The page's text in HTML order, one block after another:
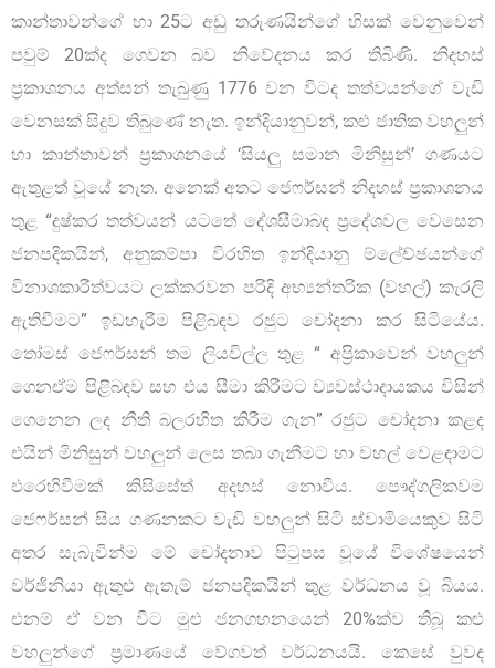
කාන්තාවන්ගේ හා 25ට අඩු තරුණයින්ගේ හිසක් වෙනුවෙන්
පවුම් 20ක්ද ගෙවන බව නිවේදනය කර තිබිණි. නිදහස්
ප්‍රකාශනය අත්සන් තැබුණු 1776 වන විටද තත්වයන්ගේ වැඩි
වෙනසක් සිදුව තිබුණේ නැත. ඉන්දියානුවන්, කළු ජාතික වහලුන්
හා කාන්තාවන් ප්‍රකාශනයේ ‘සියලු සමාන මිනිසුන්’ ගණයට
ඇතුළත් වූයේ නැත. අනෙක් අතට ජෙෆර්සන් නිදහස් ප්‍රකාශනය
තුළ “දුෂ්කර තත්වයන් යටතේ දේශසීමාබද ප්‍රදේශවල වෙසෙන
ජනපදිකයින්, අනුකම්පා විරහිත ඉන්දියානු ම්ලේච්ඡයන්ගේ
විනාශකාරීත්වයට ලක්කරවන පරිදි අභ්‍යන්තරික (වහල්) කැරලි
ඇතිවීමට” ඉඩහැරීම පිළිබඳව රජුට චෝදනා කර සිටියේය.
තෝමස් ජෙෆර්සන් තම ලියවිල්ල තුළ “ අප්‍රිකාවෙන් වහලුන්
ගෙනඒම පිළිබඳව සහ එය සීමා කිරීමට ව්‍යවස්ථාදායකය විසින්
ගෙනෙන ලද නීති බලරහිත කිරීම ගැන” රජුට චෝදනා කළද
එයින් මිනිසුන් වහලුන් ලෙස තබා ගැනීමට හා වහල් වෙළඳාමට
එරෙහිවීමක් කිසිසේත් අදහස් නොවීය. පෞද්ගලිකවම
ජෙෆර්සන් සිය ගණනකට වැඩි වහලුන් සිටි ස්වාමියෙකුව සිටි
අතර සැබැවින්ම මේ චෝදනාව පිටුපස වූයේ විශේෂයෙන්
වර්ජිනියා ඇතුළු ඇතැම් ජනපදිකයින් තුළ වර්ධනය වූ බියය.
එනම් ඒ වන විට මුළු ජනගහනයෙන් 20%ක්ව තිබූ කළු
වහලුන්ගේ ප්‍රමාණයේ වේගවත් වර්ධනයයි. කෙසේ වුවද